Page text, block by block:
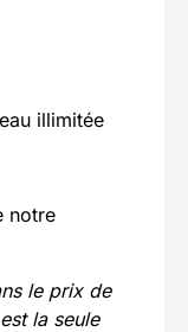
illimitée
notre
le prix de
la seule